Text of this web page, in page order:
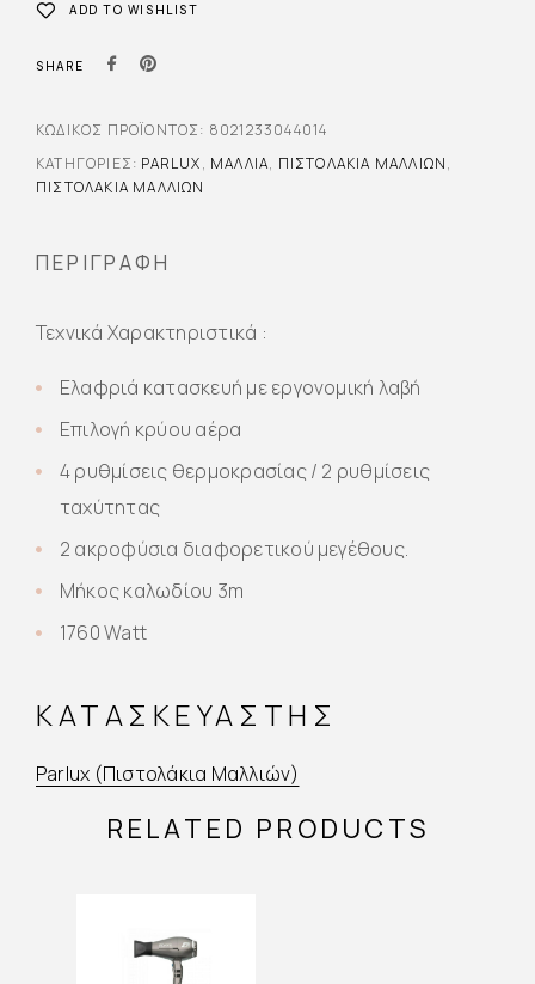
ADD TO WISHLIST
SHARE
ΠΕΡΙΓΡΑΦΉ
Τεχνικά Χαρακτηριστικά :
Ελαφριά κατασκευή με εργονομική λαβή
Επιλογή κρύου αέρα
4 ρυθμίσεις θερμοκρασίας / 2 ρυθμίσεις
ταχύτητας
2 ακροφύσια διαφορετικού μεγέθους.
Μήκος καλωδίου 3m
1760 Watt
ΚΑΤΑΣΚΕΥΑΣΤΉΣ
Parlux (Πιστολάκια Μαλλιών)
ΚΩΔΙΚΌΣ ΠΡΟΪΌΝΤΟΣ: 8021233044014
ΚΑΤΗΓΟΡΊΕΣ: PARLUX, ΜΑΛΛΙΆ, ΠΙΣΤΟΛΆΚΙΑ ΜΑΛΛΙΏΝ,
ΠΙΣΤΟΛΆΚΙΑ ΜΑΛΛΙΏΝ
RELATED PRODUCTS